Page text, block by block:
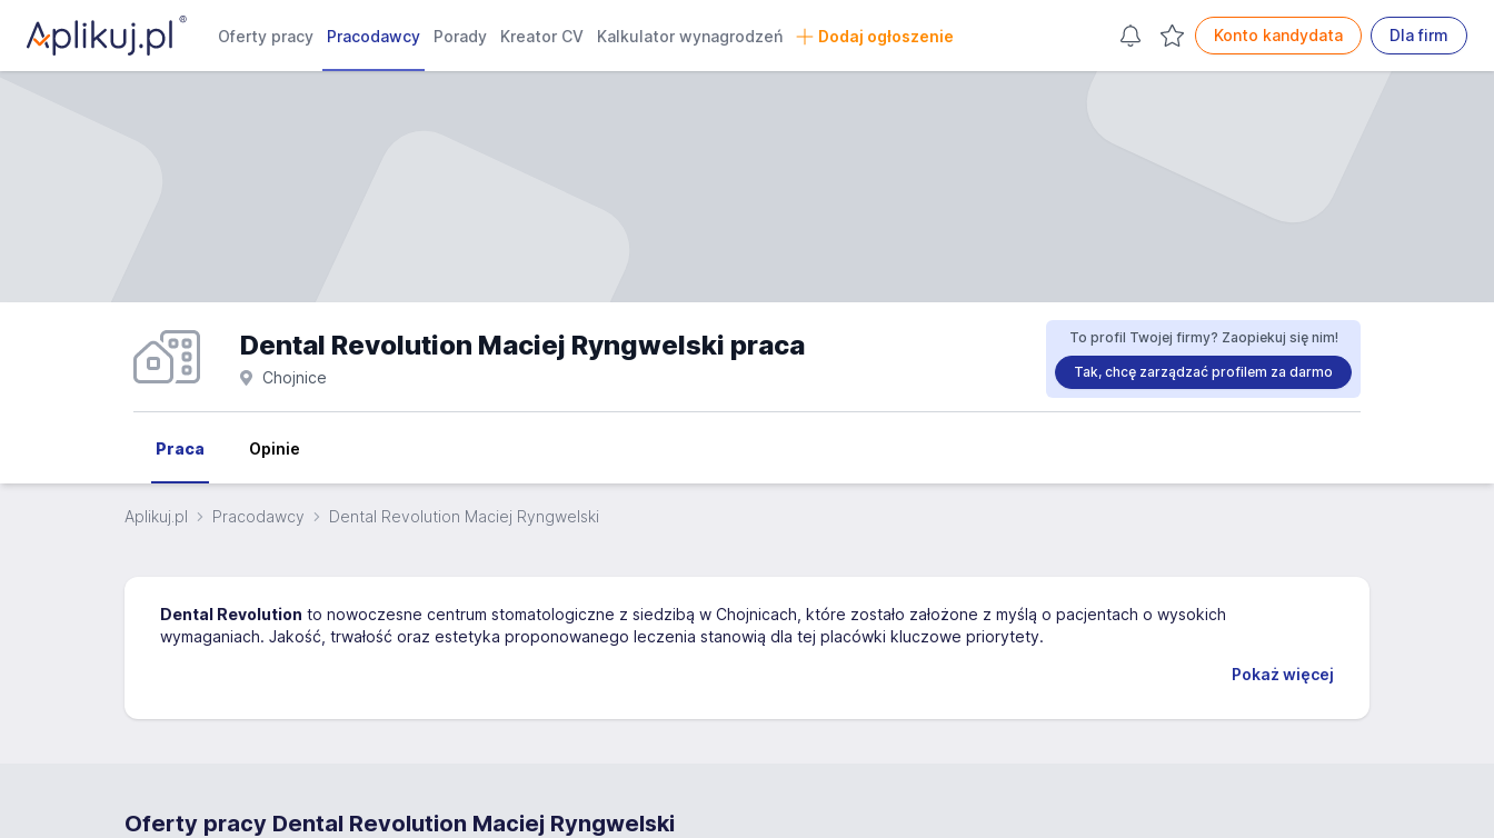
Oferty pracy Pracodawcy Porady Kreator CV Kalkulator wynagrodzeń Dodaj ogłoszenie Konto kandydata Dla firm
Dental Revolution Maciej Ryngwelski praca
Chojnice
To profil Twojej firmy? Zaopiekuj się nim!
Tak, chcę zarządzać profilem za darmo
Praca Opinie
Aplikuj.pl Pracodawcy Dental Revolution Maciej Ryngwelski
Dental Revolution to nowoczesne centrum stomatologiczne z siedzibą w Chojnicach, które zostało założone z myślą o pacjentach o wysokich
wymaganiach. Jakość, trwałość oraz estetyka proponowanego leczenia stanowią dla tej placówki kluczowe priorytety.
Pokaż więcej
Oferty pracy Dental Revolution Maciej Ryngwelski